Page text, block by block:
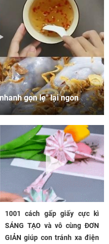
gọn lẹ" lại ngon
1001 cách gấp giấy cực kì
SÁNG TẠO và vô cùng ĐƠN
GIẢN giúp con tránh xa điện